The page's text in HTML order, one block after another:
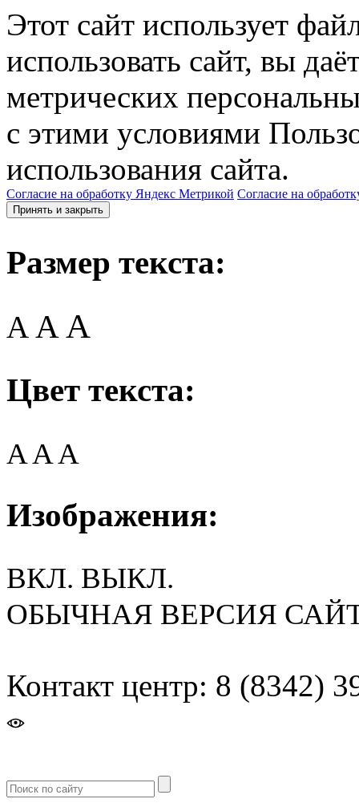
Этот сайт использует
использовать сайт, вы
метрических
с этими условиями
использования сайта.
Согласие на обработку Яндекс Метрикой Согласие на
Принять и закрыть
Размер текста:
A AA
Цвет текста:
AAA
Изображения:
ВКЛ. ВЫКЛ.
ОБЫЧНАЯ ВЕРСИЯ
Контакт центр: 8 (8342)